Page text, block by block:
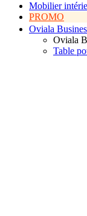
Mobilier
PROMO
Oviala
Oviala
Table